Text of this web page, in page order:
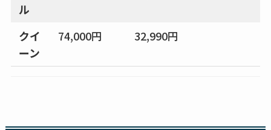
ル
クイ
ーン
74,000円 32,990円